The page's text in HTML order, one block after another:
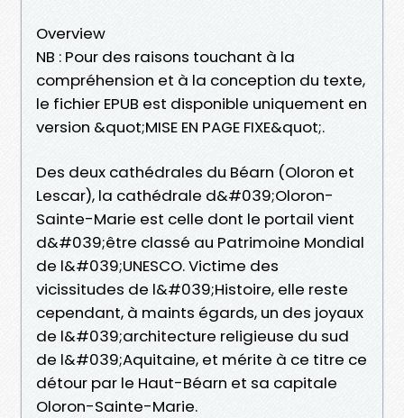
Overview
NB : Pour des raisons touchant à la
compréhension et à la conception du texte,
le fichier EPUB est disponible uniquement en
version &quot;MISE EN PAGE FIXE&quot;.
Des deux cathédrales du Béarn (Oloron et
Lescar), la cathédrale d&#039;Oloron-
Sainte-Marie est celle dont le portail vient
d&#039;être classé au Patrimoine Mondial
de l&#039;UNESCO. Victime des
vicissitudes de l&#039;Histoire, elle reste
cependant, à maints égards, un des joyaux
de l&#039;architecture religieuse du sud
de l&#039;Aquitaine, et mérite à ce titre ce
détour par le Haut-Béarn et sa capitale
Oloron-Sainte-Marie.